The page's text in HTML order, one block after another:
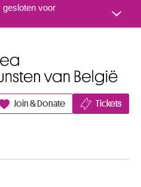
Naar inhoud
gesloten voor
Join & Donate Tickets